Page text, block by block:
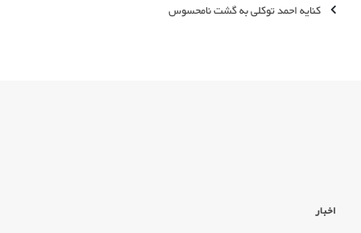
کنایه احمد توکلی به گشت نامحسوس
اخبار